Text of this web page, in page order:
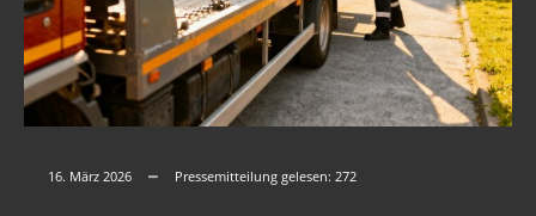
16. März 2026 Pressemitteilung gelesen: 272